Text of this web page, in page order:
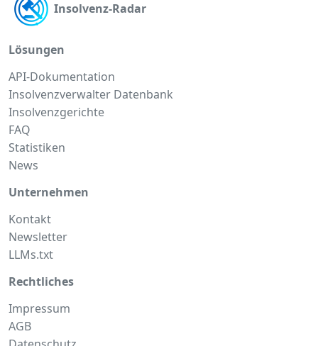
Insolvenz-Radar
Lösungen
API-Dokumentation
Insolvenzverwalter Datenbank
Insolvenzgerichte
FAQ
Statistiken
News
Unternehmen
Kontakt
Newsletter
LLMs.txt
Rechtliches
Impressum
AGB